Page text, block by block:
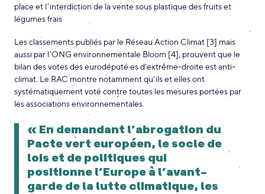
place et l’interdiction de la vente sous plastique des fruits et
légumes frais
Les classements publiés par le Réseau Action Climat [3] mais
aussi par l’ONG environnementale Bloom [4], prouvent que le
bilan des votes des eurodéputé·es d’extrême-droite est anti-
climat. Le RAC montre notamment qu’ils et elles ont
systématiquement voté contre toutes les mesures portées par
les associations environnementales.
« En demandant l’abrogation du
Pacte vert européen, le socle de
lois et de politiques qui
positionne l’Europe à l’avant-
garde de la lutte climatique, les